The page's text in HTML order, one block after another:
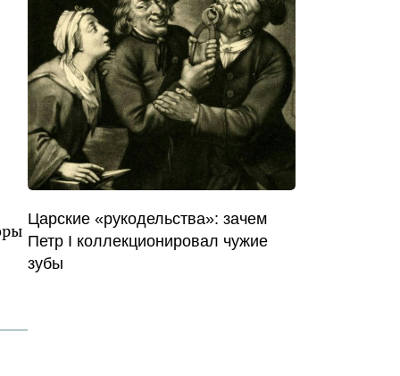
Царские «рукодельства»: зачем
Петр I коллекционировал чужие
зубы